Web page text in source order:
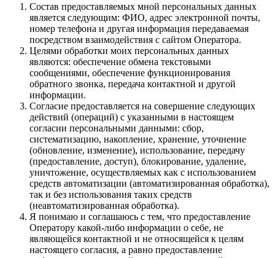
Состав предоставляемых мной персональных данных
является следующим: ФИО, адрес электронной почты,
номер телефона и другая информация передаваемая
посредством взаимодействия с сайтом Оператора.
Целями обработки моих персональных данных
являются: обеспечение обмена текстовыми
сообщениями, обеспечение функционирования
обратного звонка, передача контактной и другой
информации.
Согласие предоставляется на совершение следующих
действий (операций) с указанными в настоящем
согласии персональными данными: сбор,
систематизацию, накопление, хранение, уточнение
(обновление, изменение), использование, передачу
(предоставление, доступ), блокирование, удаление,
уничтожение, осуществляемых как с использованием
средств автоматизации (автоматизированная обработка),
так и без использования таких средств
(неавтоматизированная обработка).
Я понимаю и соглашаюсь с тем, что предоставление
Оператору какой-либо информации о себе, не
являющейся контактной и не относящейся к целям
настоящего согласия, а равно предоставление